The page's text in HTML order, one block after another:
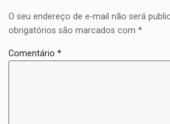
O seu endereço de e-mail não será
obrigatórios são marcados com*
Comentário*